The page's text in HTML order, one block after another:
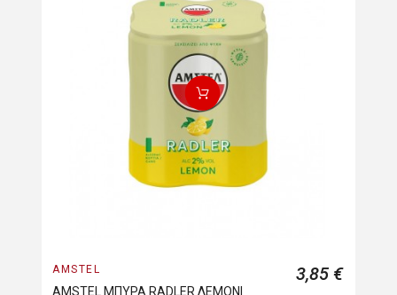
AMSTEL
AMSTEL ΜΠΥΡΑ RADLER ΛΕΜΟΝΙ
3,85 €